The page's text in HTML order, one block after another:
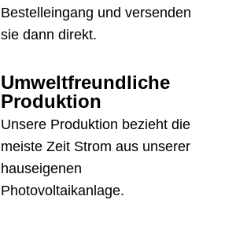
Bestelleingang und versenden
sie dann direkt.
Umweltfreundliche
Produktion
Unsere Produktion bezieht die
meiste Zeit Strom aus unserer
hauseigenen
Photovoltaikanlage.